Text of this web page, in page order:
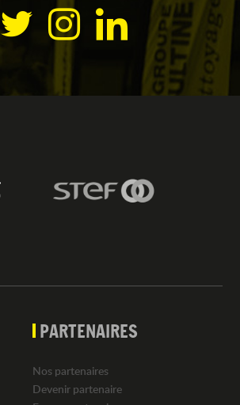
PARTENAIRES
Nos partenaires
Devenir partenaire